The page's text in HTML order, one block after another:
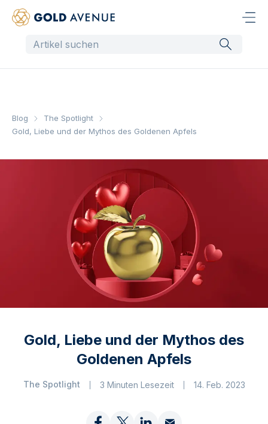
Blog
The Spotlight
Gold, Liebe und der Mythos des Goldenen Apfels
Gold, Liebe und der Mythos des
Goldenen Apfels
The Spotlight 3 Minuten Lesezeit 14. Feb. 2023